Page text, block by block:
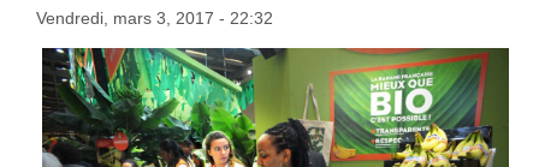
Vendredi, mars 3, 2017 - 22:32